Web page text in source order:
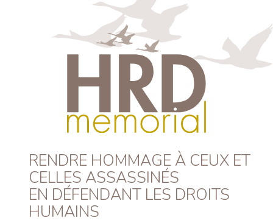
HRD Memorial –
Français
RENDRE HOMMAGE À CEUX ET
CELLES ASSASSINÉS
EN DÉFENDANT LES DROITS
HUMAINS